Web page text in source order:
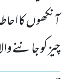
آنکھوں کا
چیز کو جاننے